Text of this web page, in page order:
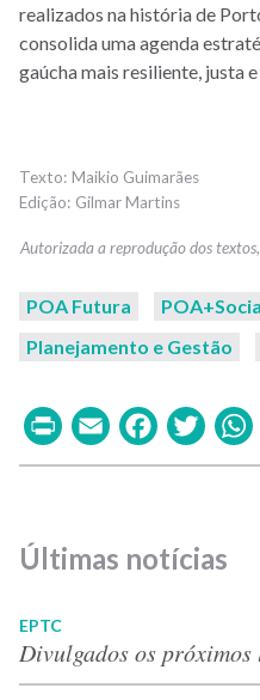
realizados na história de
consolida uma agenda
gaúcha mais resiliente, justa
Maikio Guimarães
Gilmar Martins
POA Futura
Planejamento e Gestão
PrintEmail
Últimas notícias
EPTC
Divulgados os